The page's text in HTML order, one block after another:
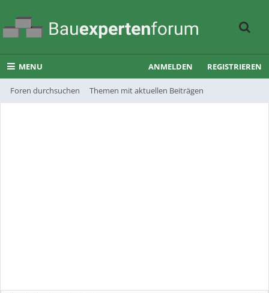
MENU
Foren durchsuchen Themen mit aktuellen Beiträgen
ANMELDEN REGISTRIEREN